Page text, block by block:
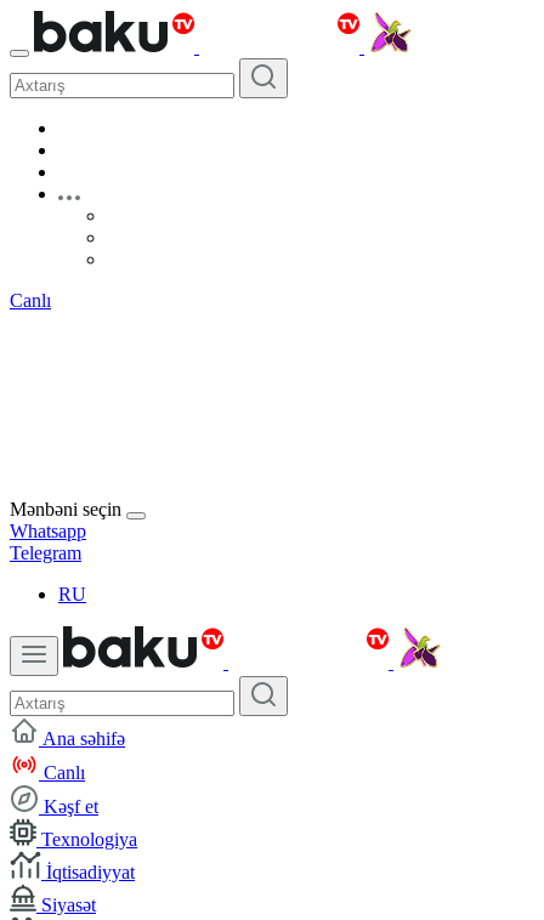
Canlı
Mənbəni seçin
Whatsapp
Telegram
RU
Ana səhifə
Canlı
Kəşf et
Texnologiya
İqtisadiyyat
Siyasət